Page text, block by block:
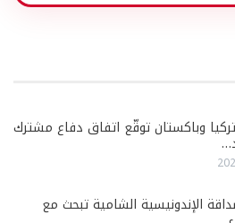
وباكستان توقّع اتفاق دفاع مشترك
الإندونيسية الشامية تبحث مع